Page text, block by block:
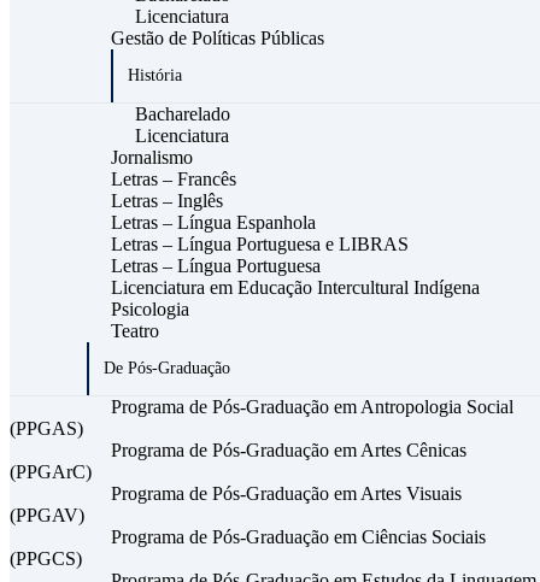
Licenciatura
Gestão de Políticas Públicas
História
Bacharelado
Licenciatura
Jornalismo
Letras – Francês
Letras – Inglês
Letras – Língua Espanhola
Letras – Língua Portuguesa e LIBRAS
Letras – Língua Portuguesa
Licenciatura em Educação Intercultural Indígena
Psicologia
Teatro
De Pós-Graduação
Programa de Pós-Graduação em Antropologia Social
(PPGAS)
Programa de Pós-Graduação em Artes Cênicas
(PPGArC)
Programa de Pós-Graduação em Artes Visuais
(PPGAV)
Programa de Pós-Graduação em Ciências Sociais
(PPGCS)